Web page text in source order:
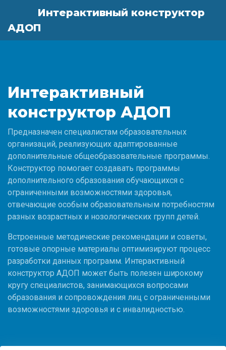
Интерактивный конструктор
АДОП
Интерактивный
конструктор АДОП
Предназначен специалистам образовательных
организаций, реализующих адаптированные
дополнительные общеобразовательные программы.
Конструктор помогает создавать программы
дополнительного образования обучающихся с
ограниченными возможностями здоровья,
отвечающие особым образовательным потребностям
разных возрастных и нозологических групп детей.
Встроенные методические рекомендации и советы,
готовые опорные материалы оптимизируют процесс
разработки данных программ. Интерактивный
конструктор АДОП может быть полезен широкому
кругу специалистов, занимающихся вопросами
образования и сопровождения лиц с ограниченными
возможностями здоровья и с инвалидностью.